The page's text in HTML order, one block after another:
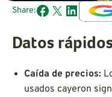
Share:
Datos
Caída de precios:
usados cayeron